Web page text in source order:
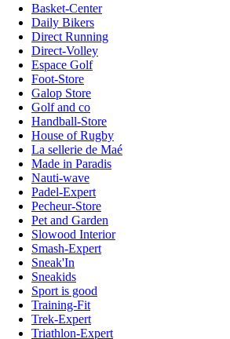
Basket-Center
Daily Bikers
Direct Running
Direct-Volley
Espace Golf
Foot-Store
Galop Store
Golf and co
Handball-Store
House of Rugby
La sellerie de Maé
Made in Paradis
Nauti-wave
Padel-Expert
Pecheur-Store
Pet and Garden
Slowood Interior
Smash-Expert
Sneak'In
Sneakids
Sport is good
Training-Fit
Trek-Expert
Triathlon-Expert